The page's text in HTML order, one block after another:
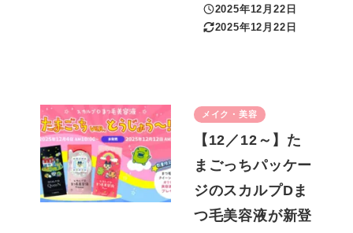
投稿日
2025年12月22日
更新日
2025年12月22日
メイク・美容
【12／12～】た
まごっちパッケー
ジのスカルプDま
つ毛美容液が新登